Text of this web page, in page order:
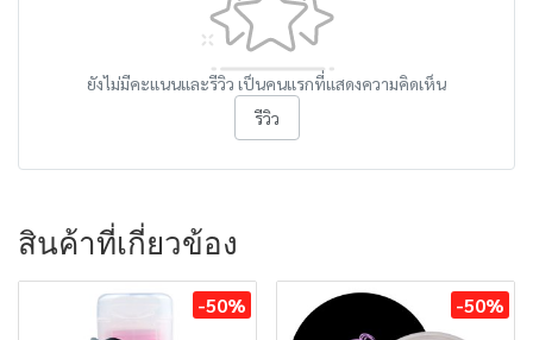
ยังไม่มีคะแนนและรีวิว เป็นคนแรกที่แสดงความคิดเห็น
รีวิว
สินค้าที่เกี่ยวข้อง
-50% -50%